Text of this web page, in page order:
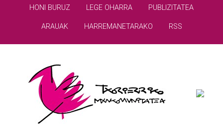
HONI BURUZ LEGE OHARRA PUBLIZITATEA
ARAUAK HARREMANETARAKO RSS